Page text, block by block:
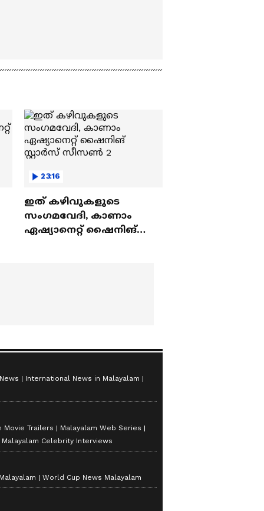
23:16
ഇത് കഴിവുകളുടെ
സംഗമവേദി, കാണാം
ഏഷ്യാനെറ്റ് ഷൈനിങ്
International News in Malayalam
Movie Trailers
Malayalam Web Series
Malayalam Celebrity Interviews
World Cup News Malayalam